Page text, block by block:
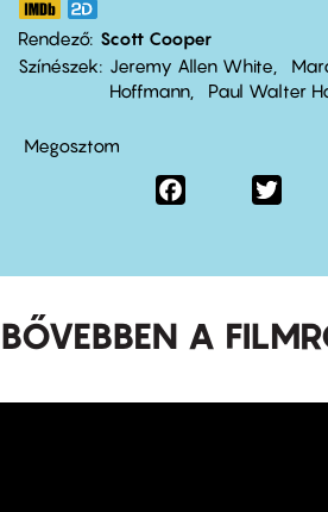
Rendező Scott Cooper
Színészek
Jeremy Allen White
Hoffmann
Paul Walter
Megosztom
Facebook
BŐVEBBEN A